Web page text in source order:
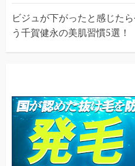
ビジュが下がったと感じた
う千賀健永の美肌習慣5選！